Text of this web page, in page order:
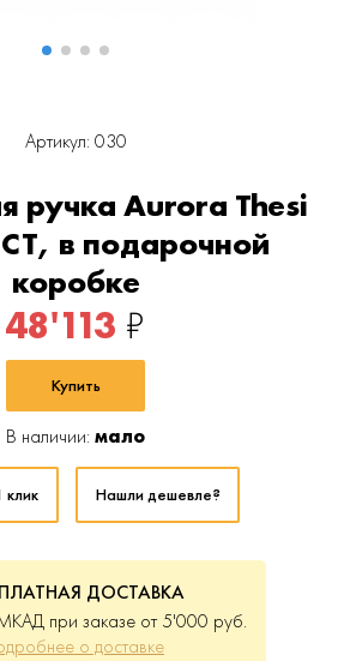
Артикул: 030
ручка Aurora Thesi
в подарочной
коробке
48'113 ₽
Купить
В наличии: мало
клик Нашли дешевле?
ДОСТАВКА
при заказе от 5'000 руб.
о доставке